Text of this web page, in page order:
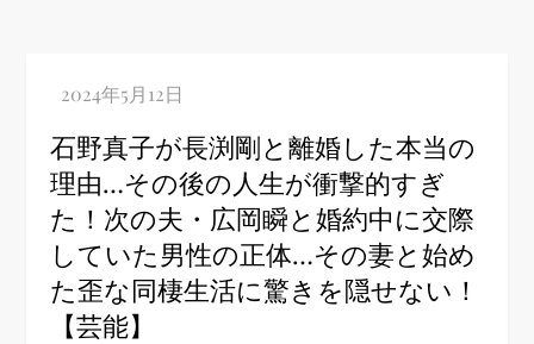
石野真子が長渕剛と離婚した本当の
理由…その後の人生が衝撃的すぎ
た！次の夫・広岡瞬と婚約中に交際
していた男性の正体…その妻と始め
た歪な同棲生活に驚きを隠せない！
【芸能】